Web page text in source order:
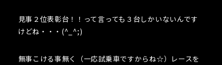
見事２位表彰台！！って言っても３台しかいないんです
けどね・・・(^_^;)
無事こける事無く（一応試乗車ですからね☆）レースを